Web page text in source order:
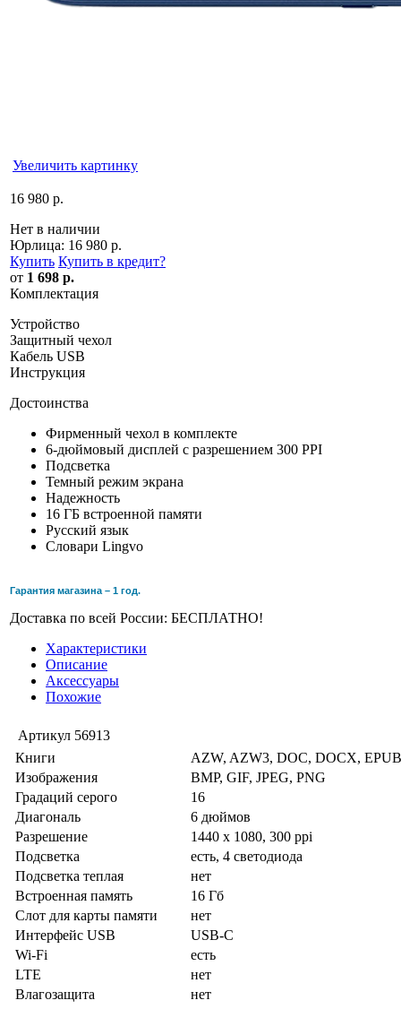
Увеличить картинку
16 980 р.
Нет в наличии
Юрлица: 16 980 р.
Купить Купить в кредит?
от 1 698 р.
Комплектация
Устройство
Защитный чехол
Кабель USB
Инструкция
Достоинства
Фирменный чехол в комплекте
6-дюймовый дисплей с разрешением 300 PPI
Подсветка
Темный режим экрана
Надежность
16 ГБ встроенной памяти
Русский язык
Словари Lingvo
Гарантия магазина – 1 год.
Доставка по всей России: БЕСПЛАТНО!
Характеристики
Описание
Аксессуары
Похожие
Артикул 56913
Книги
AZW, AZW3, DOC, DOCX,
Изображения
BMP, GIF, JPEG, PNG
Градаций серого
16
Диагональ
6 дюймов
Разрешение
1440 x 1080, 300 ppi
Подсветка
есть, 4 светодиода
Подсветка теплая
нет
Встроенная память
16 Гб
Слот для карты памяти
нет
Интерфейс USB
USB-C
Wi-Fi
есть
LTE
нет
Влагозащита
нет